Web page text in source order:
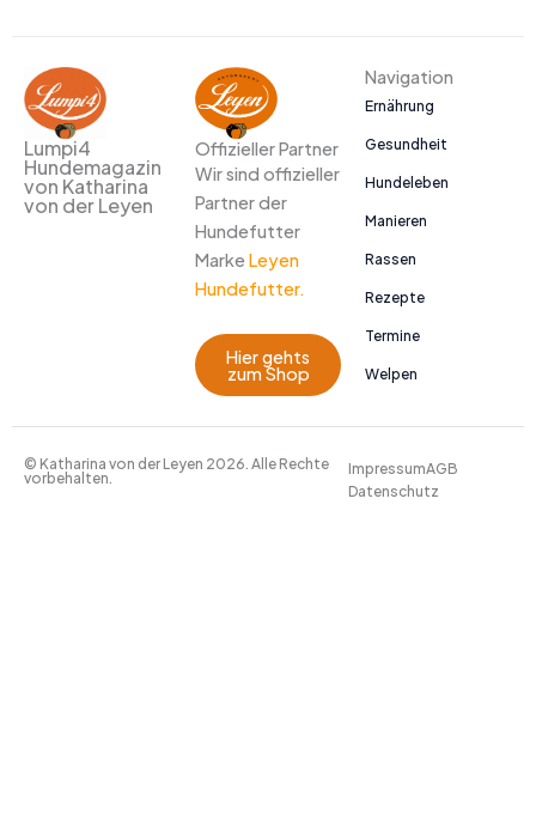
Lumpi4
Hundemagazin
von Katharina
von der Leyen
Offizieller Partner
Wir sind offizieller
Partner der
Hundefutter
Marke Leyen
Hundefutter.
Hier gehts
zum Shop
Navigation
Ernährung
Gesundheit
Hundeleben
Manieren
Rassen
Rezepte
Termine
Welpen
© Katharina von der Leyen 2026. Alle Rechte
vorbehalten.
ImpressumAGB
Datenschutz